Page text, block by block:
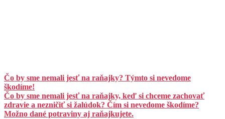
Čo by sme nemali jesť na raňajky? Týmto si nevedome
škodíme!
Čo by sme nemali jesť na raňajky, keď si chceme zachovať
zdravie a nezničiť si žalúdok? Čím si nevedome škodíme?
Možno dané potraviny aj raňajkujete.